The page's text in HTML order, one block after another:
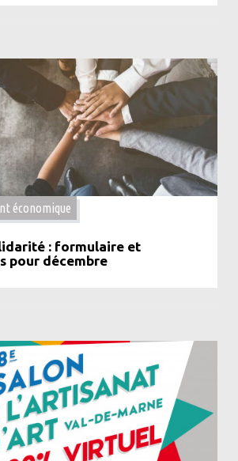
économique
: formulaire et
pour décembre